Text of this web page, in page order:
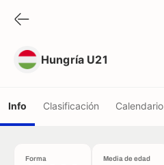
Hungría U21
Info Clasificación Calendario
Forma Media de edad